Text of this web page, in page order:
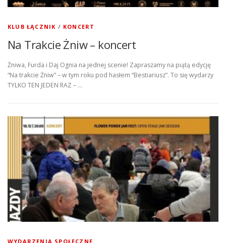
KLUB ŁĄCZNIK / KONCERT
Na Trakcie Żniw – koncert
Żniwa, Furda i Daj Ognia na jednej scenie! Zapraszamy na piątą edycję
“Na trakcie Żniw” – w tym roku pod hasłem “Bestiariusz”. To się wydarzy
TYLKO TEN JEDEN RAZ – …
WYDARZENIA SPOŁECZNE